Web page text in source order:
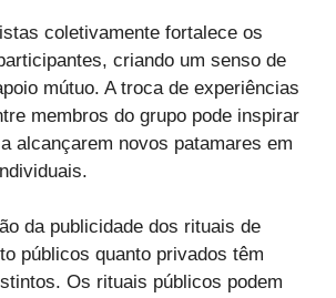
coletivamente fortalece os
criando um senso de
mútuo. A troca de experiências
membros do grupo pode inspirar
alcançarem novos patamares em
da publicidade dos rituais de
públicos quanto privados têm
Os rituais públicos podem